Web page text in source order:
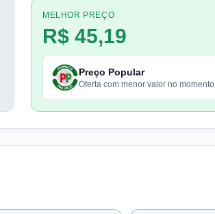
MELHOR PREÇO
R$ 45,19
Preço Popular
Oferta com menor valor no momento